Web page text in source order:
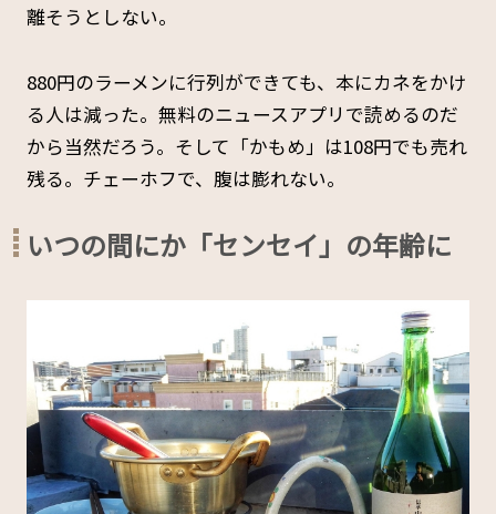
離そうとしない。
880円のラーメンに行列ができても、本にカネをかけ
る人は減った。無料のニュースアプリで読めるのだ
から当然だろう。そして「かもめ」は108円でも売れ
残る。チェーホフで、腹は膨れない。
いつの間にか「センセイ」の年齢に